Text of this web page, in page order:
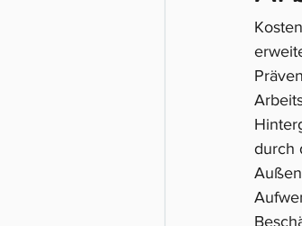
durch